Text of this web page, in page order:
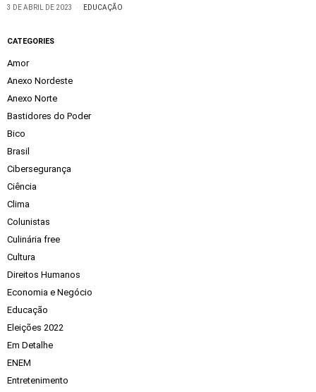
3 DE ABRIL DE 2023 EDUCAÇÃO
CATEGORIES
Amor
Anexo Nordeste
Anexo Norte
Bastidores do Poder
Bico
Brasil
Cibersegurança
Ciência
Clima
Colunistas
Culinária free
Cultura
Direitos Humanos
Economia e Negócio
Educação
Eleições 2022
Em Detalhe
ENEM
Entretenimento